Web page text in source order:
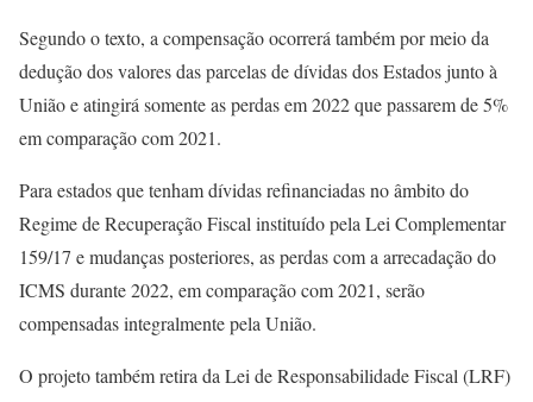
Segundo o texto, a compensação ocorrerá também por meio da
dedução dos valores das parcelas de dívidas dos Estados junto à
União e atingirá somente as perdas em 2022 que passarem de 5%
em comparação com 2021.
Para estados que tenham dívidas refinanciadas no âmbito do
Regime de Recuperação Fiscal instituído pela Lei Complementar
159/17 e mudanças posteriores, as perdas com a arrecadação do
ICMS durante 2022, em comparação com 2021, serão
compensadas integralmente pela União.
O projeto também retira da Lei de Responsabilidade Fiscal (LRF)